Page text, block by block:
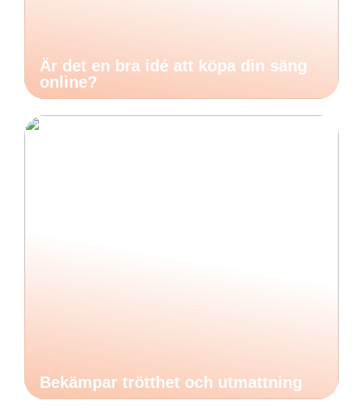
Är det en bra idé att köpa din säng
online?
Bekämpar trötthet och utmattning